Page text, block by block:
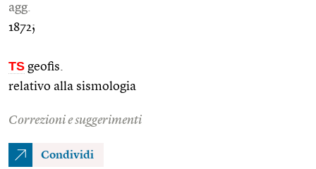
agg.
1872;
TS geofis.
relativo alla sismologia
Correzioni e suggerimenti
Condividi